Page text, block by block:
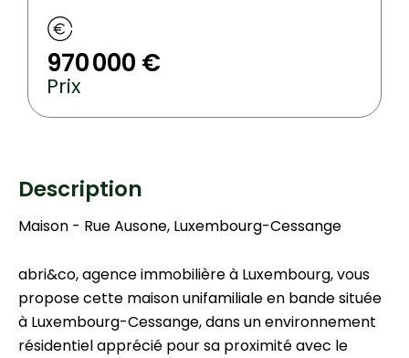
970 000 €
Prix
Description
Maison - Rue Ausone, Luxembourg-Cessange
abri&co, agence immobilière à Luxembourg, vous
propose cette maison unifamiliale en bande située
à Luxembourg-Cessange, dans un environnement
résidentiel apprécié pour sa proximité avec le